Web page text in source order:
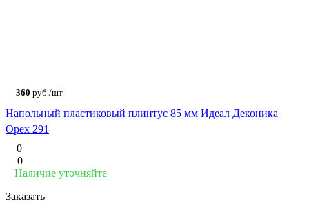
360 руб./шт
Напольный пластиковый плинтус 85 мм Идеал Деконика
Орех 291
0
0
Наличие уточняйте
Заказать